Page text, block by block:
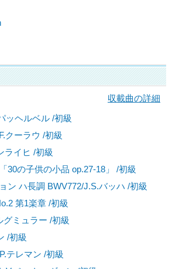
収載曲の詳細
ッヘルベル /初級
F.クーラウ /初級
ライヒ /初級
30の子供の小品 op.27-18」 /初級
ン ハ長調 BWV772/J.S.バッハ /初級
第1楽章 /初級
グミュラー /初級
/初級
テレマン /初級